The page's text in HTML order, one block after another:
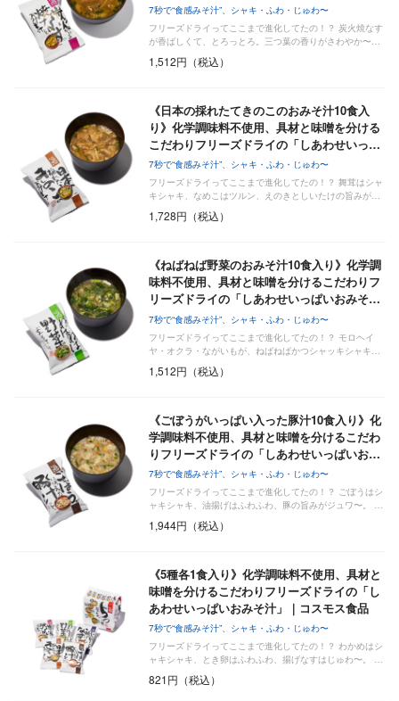
7秒で“食感みそ汁”、シャキ・ふわ・じゅわ〜
フリーズドライってここまで進化してたの！？ 炭火焼なす
が香ばしくて、とろっとろ。三つ葉の香りがさわやか〜…
1,512円（税込）
《日本の採れたてきのこのおみそ汁10食入
り》化学調味料不使用、具材と味噌を分ける
こだわりフリーズドライの「しあわせいっ…
7秒で“食感みそ汁”、シャキ・ふわ・じゅわ〜
フリーズドライってここまで進化してたの！？ 舞茸はシャ
キシャキ、なめこはツルン、えのきとしいたけの旨みが…
1,728円（税込）
《ねばねば野菜のおみそ汁10食入り》化学調
味料不使用、具材と味噌を分けるこだわりフ
リーズドライの「しあわせいっぱいおみそ…
7秒で“食感みそ汁”、シャキ・ふわ・じゅわ〜
フリーズドライってここまで進化してたの！？ モロヘイ
ヤ・オクラ・ながいもが、ねばねばかつシャッキシャキ…
1,512円（税込）
《ごぼうがいっぱい入った豚汁10食入り》化
学調味料不使用、具材と味噌を分けるこだわ
りフリーズドライの「しあわせいっぱいお…
7秒で“食感みそ汁”、シャキ・ふわ・じゅわ〜
フリーズドライってここまで進化してたの！？ ごぼうはシ
ャキシャキ、油揚げはふわふわ、豚の旨みがジュワ〜。 …
1,944円（税込）
《5種各1食入り》化学調味料不使用、具材と
味噌を分けるこだわりフリーズドライの「し
あわせいっぱいおみそ汁」｜コスモス食品
7秒で“食感みそ汁”、シャキ・ふわ・じゅわ〜
フリーズドライってここまで進化してたの！？ わかめはシ
ャキシャキ、とき卵はふわふわ、揚げなすはじゅわ〜。 …
821円（税込）